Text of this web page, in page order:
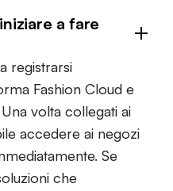
a fare
registrarsi
Fashion Cloud e
volta collegati ai
accedere ai negozi
Se
che